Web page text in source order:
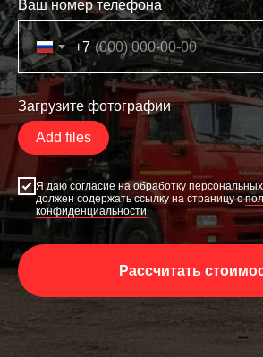
Ваш номер телефона
+7
Загрузите фотографии
Add files
Я даю согласие на обработку
должен содержать ссылку на страницу с
конфиденциальности
Рассчитать